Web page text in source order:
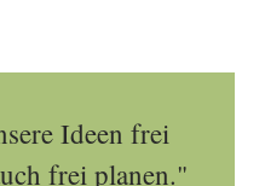
Ideen frei
frei planen."